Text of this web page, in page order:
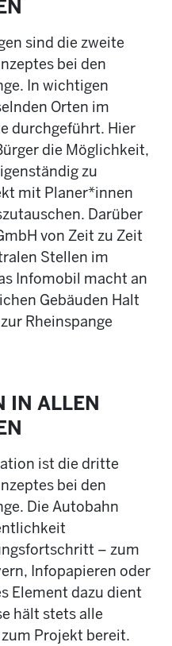
sind die zweite
bei den
In wichtigen
Orten im
durchgeführt. Hier
die Möglichkeit,
zu
mit Planer*innen
Darüber
von Zeit zu Zeit
Stellen im
Infomobil macht an
Gebäuden Halt
Rheinspange
IN ALLEN
ist die dritte
bei den
Die Autobahn
– zum
Infopapieren oder
Element dazu dient
hält stets alle
Projekt bereit.